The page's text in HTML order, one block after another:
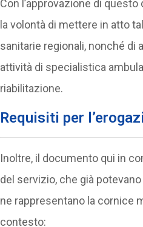
Con l’approvazione di
la volontà di mettere in atto
sanitarie regionali, nonché
attività di specialistica
riabilitazione.
Requisiti per
Inoltre, il documento qui in
del servizio, che già
ne rappresentano la cornice
contesto: